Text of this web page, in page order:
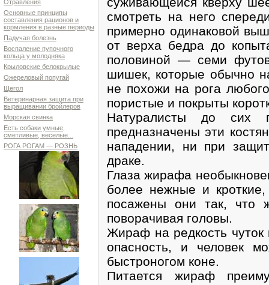
Отравления
Основные принципы
составления рационов и
кормления в разные периоды
Падучая болезнь
Воспаление пупочного
кольца у молодняка
Крыловские белокрылые
Ожереловый попугай
Щегол
Ветеринарная защита при
выращивании бройлеров
Морская свинка
Есть собаки умные,
сметливые, веселые...
РОГА РОГАМ — РОЗНЬ
смотреть на него
примерно одинаковой
от верха бедра до
половиной — семи
шишек, которые обычно
не похожи на рога
пористые и покрыты
Натуралисты до сих
предназначены эти
нападении, ни при
драке.
Глаза жирафа
более нежные и
посажены они так, что
поворачивая головы.
Жираф на редкость чуток
опасность, и человек
быстроногом коне.
Питается жираф